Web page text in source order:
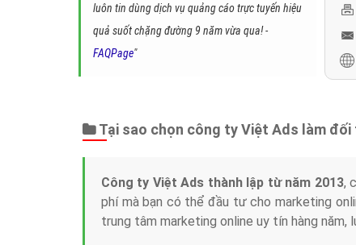
luôn tin dùng dịch vụ quảng cáo trực tuyến hiệu
quả suốt chặng đường 9 năm vừa qua! -
FAQPage"
Tại sao chọn công ty Việt Ads làm
Công ty Việt Ads thành lập từ năm 2013,
phí mà bạn có thể đầu tư cho marketing
trung tâm marketing online uy tín hàng năm,